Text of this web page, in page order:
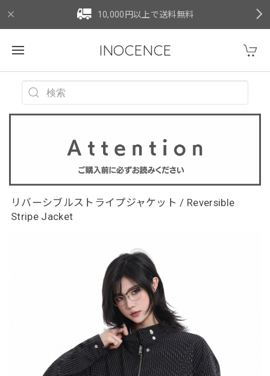
10,000円以上で送料無料
INOCENCE
リバーシブルストライプジャケット / Reversible
Stripe Jacket